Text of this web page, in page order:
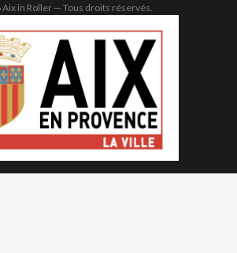
in Roller — Tous droits réservés.